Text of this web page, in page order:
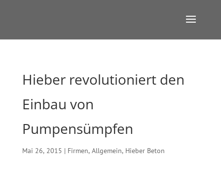
Hieber revolutioniert den
Einbau von
Pumpensümpfen
Mai 26, 2015 | Firmen, Allgemein, Hieber Beton